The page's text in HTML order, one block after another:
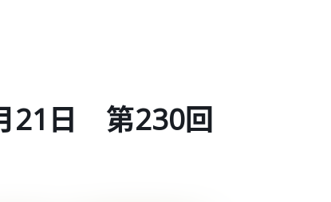
21日 第230回